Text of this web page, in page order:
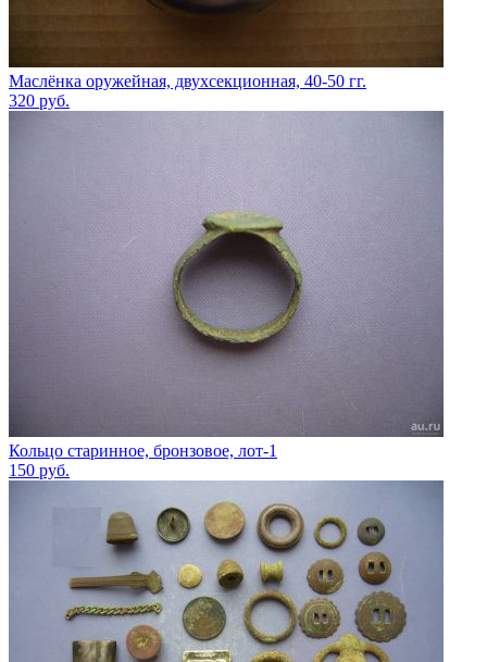
Маслёнка оружейная, двухсекционная, 40-50 гг.
320 руб.
Кольцо старинное, бронзовое, лот-1
150 руб.